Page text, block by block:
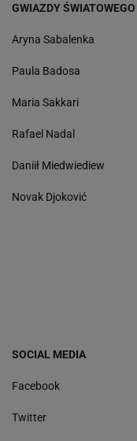
GWIAZDY
Aryna Sabalenka
Paula Badosa
Maria Sakkari
Rafael Nadal
Daniił Miedwiediew
Novak Djoković
SOCIAL MEDIA
Facebook
Twitter